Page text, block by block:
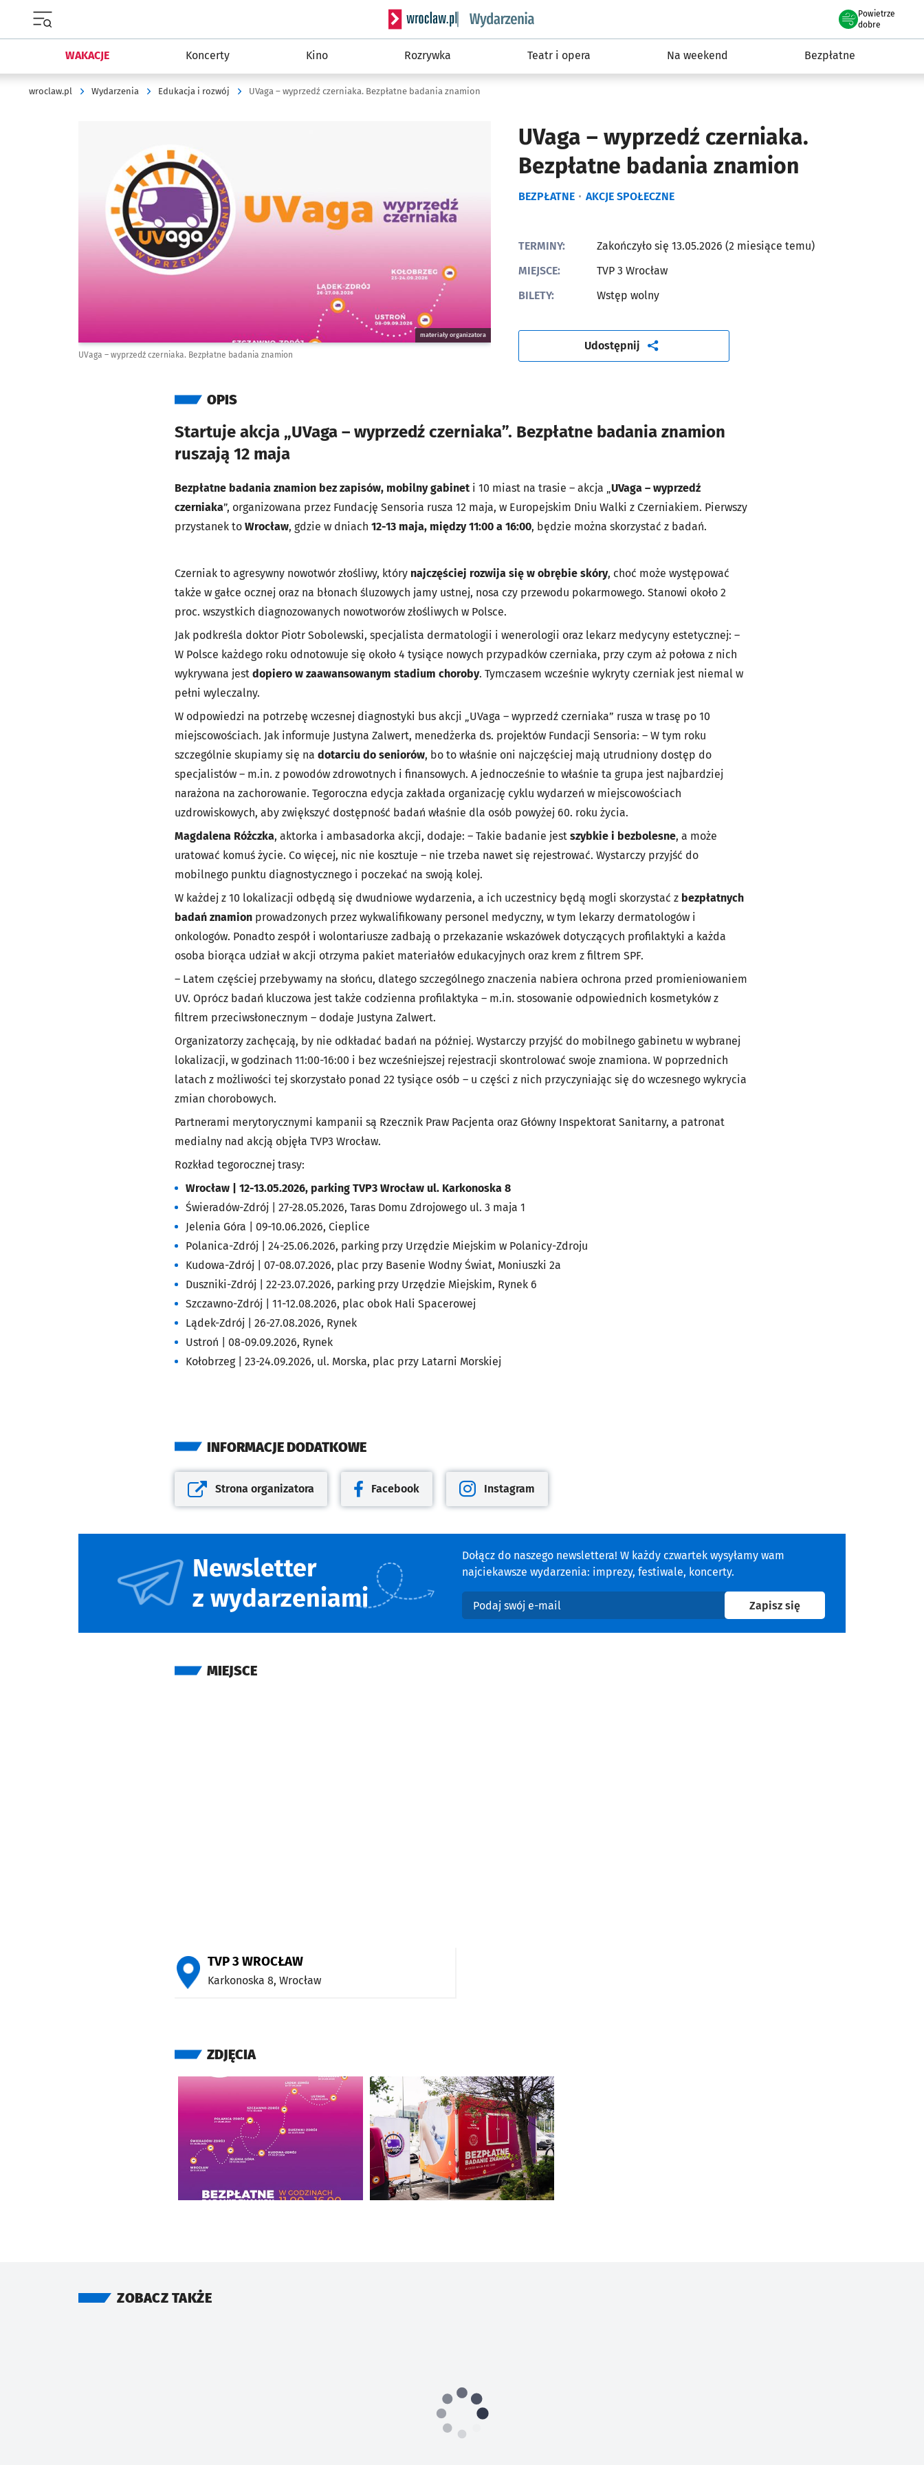
Serwis informacyjny wroclaw.pl podserwis: Wydarzenia
Powietrze
we Wrocławiu
dobre
WAKACJE Koncerty Kino Rozrywka Teatr i opera Na weekend Bezpłatne
wroclaw.pl Wydarzenia Edukacja i rozwój UVaga – wyprzedź czerniaka. Bezpłatne badania znamion
UVaga – wyprzedź czerniaka.
Bezpłatne badania znamion
BEZPŁATNE AKCJE SPOŁECZNE
materiały organizatora
UVaga – wyprzedź czerniaka. Bezpłatne badania znamion
TERMINY:
Zakończyło się 13.05.2026 (2 miesiące temu)
MIEJSCE:
TVP 3 Wrocław
BILETY:
Wstęp wolny
Udostępnijartykuł
OPIS
Startuje akcja „UVaga – wyprzedź czerniaka”. Bezpłatne badania znamion
ruszają 12 maja
Bezpłatne badania znamion bez zapisów, mobilny gabinet i 10 miast na trasie – akcja „UVaga – wyprzedź
czerniaka”, organizowana przez Fundację Sensoria rusza 12 maja, w Europejskim Dniu Walki z Czerniakiem. Pierwszy
przystanek to Wrocław, gdzie w dniach 12-13 maja, między 11:00 a 16:00, będzie można skorzystać z badań.
Czerniak to agresywny nowotwór złośliwy, który najczęściej rozwija się w obrębie skóry, choć może występować
także w gałce ocznej oraz na błonach śluzowych jamy ustnej, nosa czy przewodu pokarmowego. Stanowi około 2
proc. wszystkich diagnozowanych nowotworów złośliwych w Polsce.
Jak podkreśla doktor Piotr Sobolewski, specjalista dermatologii i wenerologii oraz lekarz medycyny estetycznej: –
W Polsce każdego roku odnotowuje się około 4 tysiące nowych przypadków czerniaka, przy czym aż połowa z nich
wykrywana jest dopiero w zaawansowanym stadium choroby. Tymczasem wcześnie wykryty czerniak jest niemal w
pełni wyleczalny.
W odpowiedzi na potrzebę wczesnej diagnostyki bus akcji „UVaga – wyprzedź czerniaka” rusza w trasę po 10
miejscowościach. Jak informuje Justyna Zalwert, menedżerka ds. projektów Fundacji Sensoria: – W tym roku
szczególnie skupiamy się na dotarciu do seniorów, bo to właśnie oni najczęściej mają utrudniony dostęp do
specjalistów – m.in. z powodów zdrowotnych i finansowych. A jednocześnie to właśnie ta grupa jest najbardziej
narażona na zachorowanie. Tegoroczna edycja zakłada organizację cyklu wydarzeń w miejscowościach
uzdrowiskowych, aby zwiększyć dostępność badań właśnie dla osób powyżej 60. roku życia.
Magdalena Różczka, aktorka i ambasadorka akcji, dodaje: – Takie badanie jest szybkie i bezbolesne, a może
uratować komuś życie. Co więcej, nic nie kosztuje – nie trzeba nawet się rejestrować. Wystarczy przyjść do
mobilnego punktu diagnostycznego i poczekać na swoją kolej.
W każdej z 10 lokalizacji odbędą się dwudniowe wydarzenia, a ich uczestnicy będą mogli skorzystać z bezpłatnych
badań znamion prowadzonych przez wykwalifikowany personel medyczny, w tym lekarzy dermatologów i
onkologów. Ponadto zespół i wolontariusze zadbają o przekazanie wskazówek dotyczących profilaktyki a każda
osoba biorąca udział w akcji otrzyma pakiet materiałów edukacyjnych oraz krem z filtrem SPF.
– Latem częściej przebywamy na słońcu, dlatego szczególnego znaczenia nabiera ochrona przed promieniowaniem
UV. Oprócz badań kluczowa jest także codzienna profilaktyka – m.in. stosowanie odpowiednich kosmetyków z
filtrem przeciwsłonecznym – dodaje Justyna Zalwert.
Organizatorzy zachęcają, by nie odkładać badań na później. Wystarczy przyjść do mobilnego gabinetu w wybranej
lokalizacji, w godzinach 11:00-16:00 i bez wcześniejszej rejestracji skontrolować swoje znamiona. W poprzednich
latach z możliwości tej skorzystało ponad 22 tysiące osób – u części z nich przyczyniając się do wczesnego wykrycia
zmian chorobowych.
Partnerami merytorycznymi kampanii są Rzecznik Praw Pacjenta oraz Główny Inspektorat Sanitarny, a patronat
medialny nad akcją objęła TVP3 Wrocław.
Rozkład tegorocznej trasy:
Wrocław | 12-13.05.2026, parking TVP3 Wrocław ul. Karkonoska 8
Świeradów-Zdrój | 27-28.05.2026, Taras Domu Zdrojowego ul. 3 maja 1
Jelenia Góra | 09-10.06.2026, Cieplice
Polanica-Zdrój | 24-25.06.2026, parking przy Urzędzie Miejskim w Polanicy-Zdroju
Kudowa-Zdrój | 07-08.07.2026, plac przy Basenie Wodny Świat, Moniuszki 2a
Duszniki-Zdrój | 22-23.07.2026, parking przy Urzędzie Miejskim, Rynek 6
Szczawno-Zdrój | 11-12.08.2026, plac obok Hali Spacerowej
Lądek-Zdrój | 26-27.08.2026, Rynek
Ustroń | 08-09.09.2026, Rynek
Kołobrzeg | 23-24.09.2026, ul. Morska, plac przy Latarni Morskiej
INFORMACJE DODATKOWE
Otwiera się w nowej karcie
Strona organizatora
Otwiera się w nowej karcie
Facebook
Otwiera się w nowej karcie
Instagram
Newsletter
z wydarzeniami
Dołącz do naszego newslettera! W każdy czwartek wysyłamy wam
najciekawsze wydarzenia: imprezy, festiwale, koncerty.
Podaj swój e-mail
Zapisz sięna newsletter
MIEJSCE
TVP 3 WROCŁAW
Karkonoska 8, Wrocław
ZDJĘCIA
Kliknij, aby powiększyć Kliknij, aby powiększyć
ZOBACZ TAKŻE